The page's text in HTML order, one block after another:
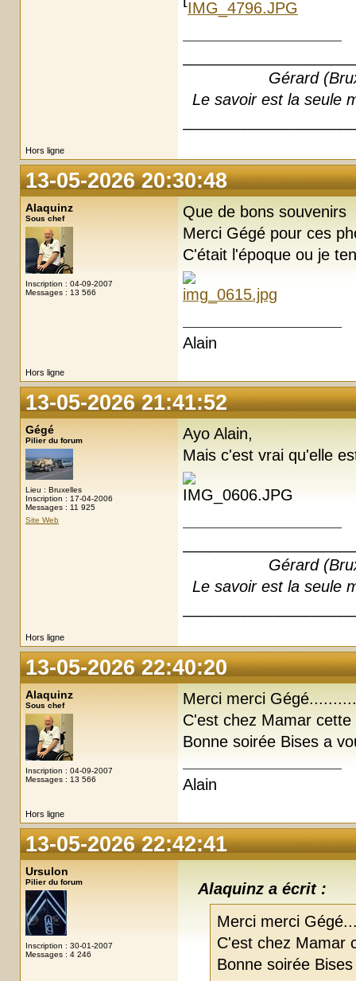
Gérard
Le savoir est la seule
Hors ligne
13-05-2026 20:30:48
Alaquinz
Sous chef
Inscription : 04-09-2007
Messages : 13 566
Que de bons souvenirs
Merci Gégé pour ces
C'était l'époque ou je
Alain
Hors ligne
13-05-2026 21:41:52
Gégé
Pilier du forum
Lieu : Bruxelles
Inscription : 17-04-2006
Messages : 11 925
Site Web
Ayo Alain,
Mais c'est vrai qu'elle
Gérard
Le savoir est la seule
Hors ligne
13-05-2026 22:40:20
Alaquinz
Sous chef
Inscription : 04-09-2007
Messages : 13 566
Merci merci
C'est chez Mamar
Bonne soirée Bises a
Alain
Hors ligne
13-05-2026 22:42:41
Ursulon
Pilier du forum
Inscription : 30-01-2007
Messages : 4 246
Alaquinz a écrit :
Merci merci
C'est chez Mamar
Bonne soirée